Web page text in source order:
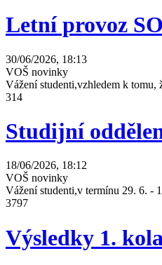
Letní provoz SO
30/06/2026, 18:13
VOŠ novinky
Vážení studenti,vzhledem k tomu,
314
Studijní
18/06/2026, 18:12
VOŠ novinky
Vážení studenti,v termínu 29. 6. -
3797
Výsledky 1.